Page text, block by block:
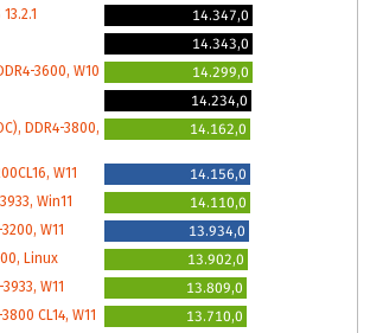
14.347,0
14.343,0
3600, W10
14.299,0
14.234,0
DDR4-3800,
14.162,0
W11
14.156,0
Win11
14.110,0
W11
13.934,0
Linux
13.902,0
W11
13.809,0
CL14, W11
13.710,0